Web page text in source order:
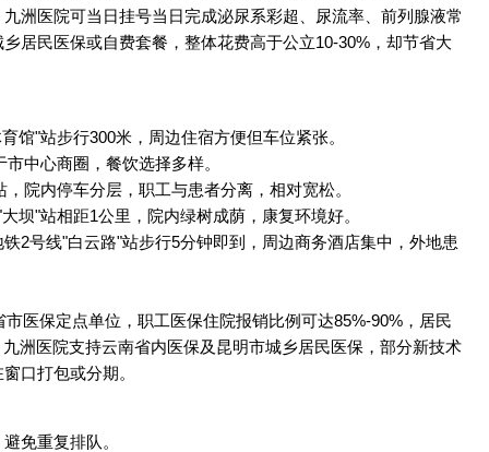
洲医院可当日挂号当日完成泌尿系彩超、尿流率、前列腺液常
居民医保或自费套餐，整体花费高于公立10-30%，却节省大
馆"站步行300米，周边住宿方便但车位紧张。
中心商圈，餐饮选择多样。
院内停车分层，职工与患者分离，相对宽松。
坝"站相距1公里，院内绿树成荫，康复环境好。
2号线"白云路"站步行5分钟即到，周边商务酒店集中，外地患
医保定点单位，职工医保住院报销比例可达85%-90%，居民
洲医院支持云南省内医保及昆明市城乡居民医保，部分新技术
口打包或分期。
免重复排队。